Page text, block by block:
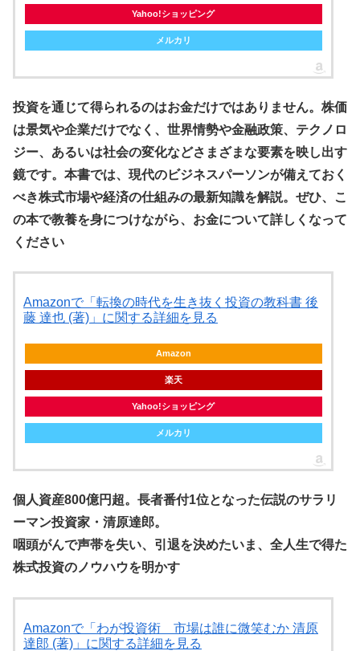
Yahoo!ショッピング
メルカリ
投資を通じて得られるのはお金だけではありません。株価
は景気や企業だけでなく、世界情勢や金融政策、テクノロ
ジー、あるいは社会の変化などさまざまな要素を映し出す
鏡です。本書では、現代のビジネスパーソンが備えておく
べき株式市場や経済の仕組みの最新知識を解説。ぜひ、こ
の本で教養を身につけながら、お金について詳しくなって
ください
Amazonで「転換の時代を生き抜く投資の教科書 後
藤 達也 (著)」に関する詳細を見る
Amazon
楽天
Yahoo!ショッピング
メルカリ
個人資産800億円超。長者番付1位となった伝説のサラリ
ーマン投資家・清原達郎。
咽頭がんで声帯を失い、引退を決めたいま、全人生で得た
株式投資のノウハウを明かす
Amazonで「わが投資術 市場は誰に微笑むか 清原
達郎 (著)」に関する詳細を見る